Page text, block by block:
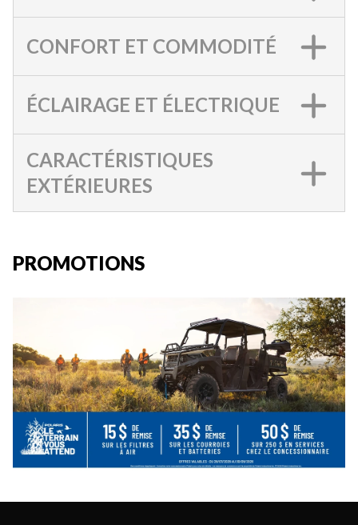
CONFORT ET COMMODITÉ
ÉCLAIRAGE ET ÉLECTRIQUE
CARACTÉRISTIQUES
EXTÉRIEURES
PROMOTIONS